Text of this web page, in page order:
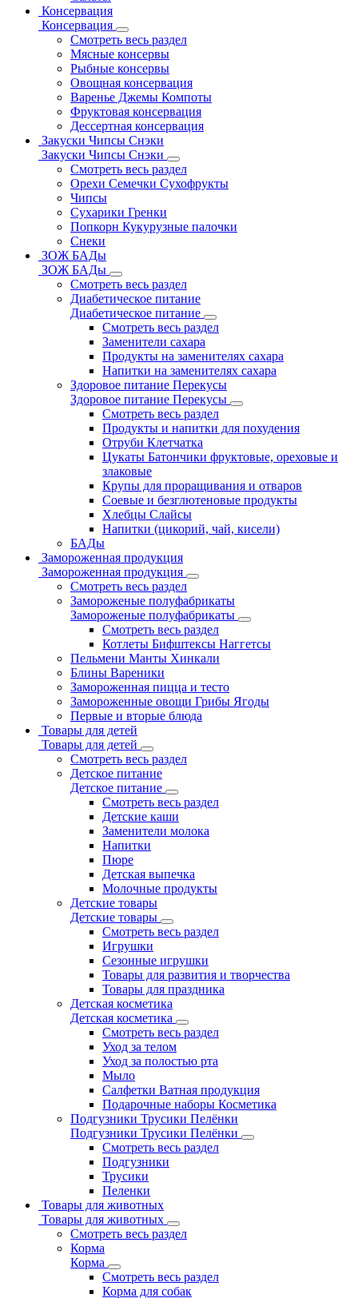
Консервация
Консервация
Смотреть весь раздел
Мясные консервы
Рыбные консервы
Овощная консервация
Варенье Джемы Компоты
Фруктовая консервация
Дессертная консервация
Закуски Чипсы Снэки
Закуски Чипсы Снэки
Смотреть весь раздел
Орехи Семечки Сухофрукты
Чипсы
Сухарики Гренки
Попкорн Кукурузные палочки
Снеки
ЗОЖ БАДы
ЗОЖ БАДы
Смотреть весь раздел
Диабетическое питание
Диабетическое питание
Смотреть весь раздел
Заменители сахара
Продукты на заменителях сахара
Напитки на заменителях сахара
Здоровое питание Перекусы
Здоровое питание Перекусы
Смотреть весь раздел
Продукты и напитки для похудения
Отруби Клетчатка
Цукаты Батончики фруктовые, ореховые и
злаковые
Крупы для проращивания и отваров
Соевые и безглютеновые продукты
Хлебцы Слайсы
Напитки (цикорий, чай, кисели)
БАДы
Замороженная продукция
Замороженная продукция
Смотреть весь раздел
Замороженые полуфабрикаты
Замороженые полуфабрикаты
Смотреть весь раздел
Котлеты Бифштексы Наггетсы
Пельмени Манты Хинкали
Блины Вареники
Замороженная пицца и тесто
Замороженные овощи Грибы Ягоды
Первые и вторые блюда
Товары для детей
Товары для детей
Смотреть весь раздел
Детское питание
Детское питание
Смотреть весь раздел
Детские каши
Заменители молока
Напитки
Пюре
Детская выпечка
Молочные продукты
Детские товары
Детские товары
Смотреть весь раздел
Игрушки
Сезонные игрушки
Товары для развития и творчества
Товары для праздника
Детская косметика
Детская косметика
Смотреть весь раздел
Уход за телом
Уход за полостью рта
Мыло
Салфетки Ватная продукция
Подарочные наборы Косметика
Подгузники Трусики Пелёнки
Подгузники Трусики Пелёнки
Смотреть весь раздел
Подгузники
Трусики
Пеленки
Товары для животных
Товары для животных
Смотреть весь раздел
Корма
Корма
Смотреть весь раздел
Корма для собак